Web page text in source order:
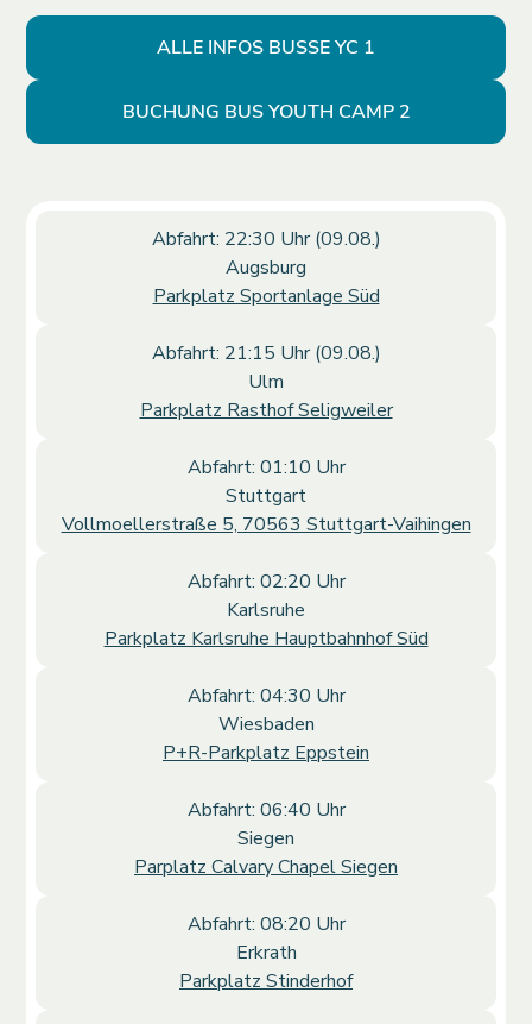
ALLE INFOS BUSSE YC 1
BUCHUNG BUS YOUTH CAMP 2
Abfahrt: 22:30 Uhr (09.08.)
Augsburg
Parkplatz Sportanlage Süd
Abfahrt: 21:15 Uhr (09.08.)
Ulm
Parkplatz Rasthof Seligweiler
Abfahrt: 01:10 Uhr
Stuttgart
Vollmoellerstraße 5, 70563 Stuttgart-Vaihingen
Abfahrt: 02:20 Uhr
Karlsruhe
Parkplatz Karlsruhe Hauptbahnhof Süd
Abfahrt: 04:30 Uhr
Wiesbaden
P+R-Parkplatz Eppstein
Abfahrt: 06:40 Uhr
Siegen
Parplatz Calvary Chapel Siegen
Abfahrt: 08:20 Uhr
Erkrath
Parkplatz Stinderhof